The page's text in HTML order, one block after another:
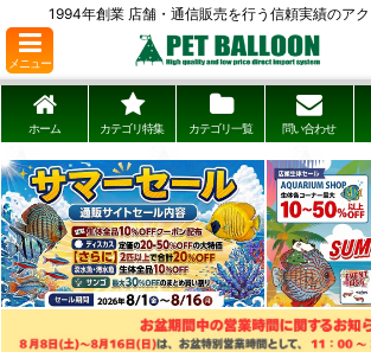
1994年創業 店舗・通信販売を行う信頼実績のア
メニュー
ホーム カテゴリ特集 カテゴリ一覧 問い合わせ